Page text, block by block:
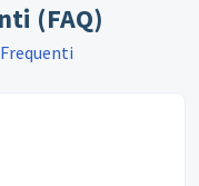
(FAQ)